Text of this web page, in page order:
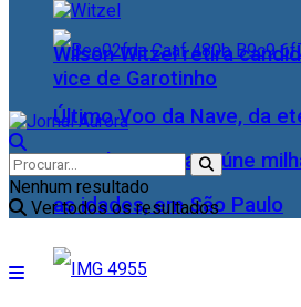
Último Voo da Nave, da
Baixinhos, Xuxa reúne
as idades, em São Paulo
Wilson Witzel retira
vice de Garotinho
Nenhum resultado
Ver todos os resultados